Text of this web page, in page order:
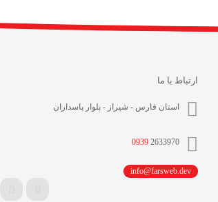
ارتباط با ما
استان فارس - شیراز - بلوار پاسداران
0939 2633970
info@farsweb.dev